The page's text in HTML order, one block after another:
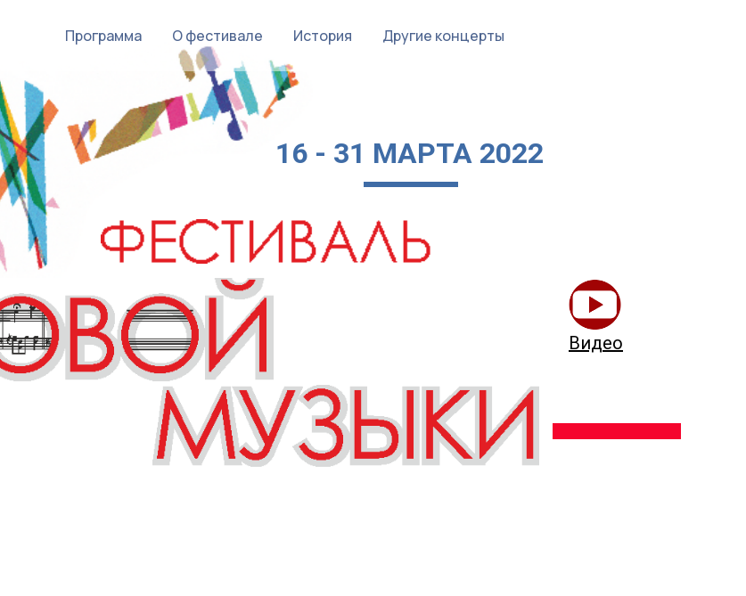
Программа О фестивале История Другие концерты
dreamed about is possible to realise just at
moment when you decided to win.
16 - 31 МАРТА 2022
Видео